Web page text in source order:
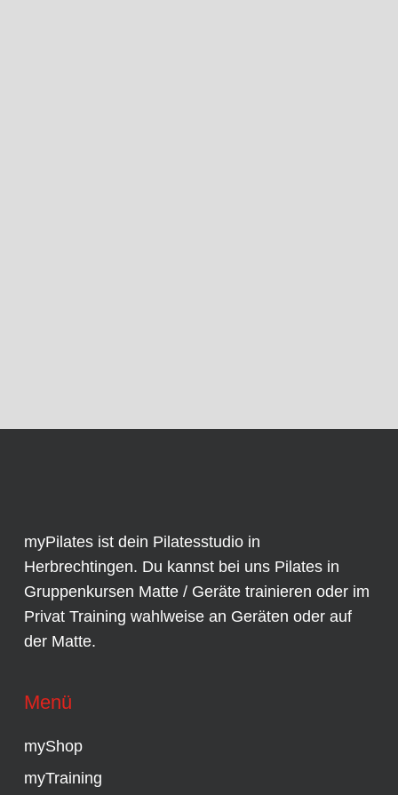
myPilates ist dein Pilatesstudio in
Herbrechtingen. Du kannst bei uns Pilates in
Gruppenkursen Matte / Geräte trainieren oder im
Privat Training wahlweise an Geräten oder auf
der Matte.
Menü
myShop
myTraining